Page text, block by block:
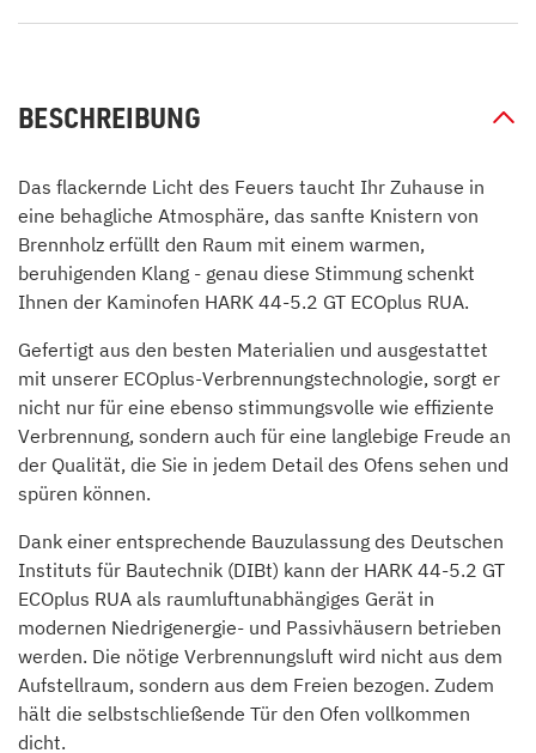
BESCHREIBUNG
Das flackernde Licht des Feuers taucht Ihr Zuhause in
eine behagliche Atmosphäre, das sanfte Knistern von
Brennholz erfüllt den Raum mit einem warmen,
beruhigenden Klang - genau diese Stimmung schenkt
Ihnen der Kaminofen HARK 44-5.2 GT ECOplus RUA.
Gefertigt aus den besten Materialien und ausgestattet
mit unserer ECOplus-Verbrennungstechnologie, sorgt er
nicht nur für eine ebenso stimmungsvolle wie effiziente
Verbrennung, sondern auch für eine langlebige Freude an
der Qualität, die Sie in jedem Detail des Ofens sehen und
spüren können.
Dank einer entsprechende Bauzulassung des Deutschen
Instituts für Bautechnik (DIBt) kann der HARK 44-5.2 GT
ECOplus RUA als raumluftunabhängiges Gerät in
modernen Niedrigenergie- und Passivhäusern betrieben
werden. Die nötige Verbrennungsluft wird nicht aus dem
Aufstellraum, sondern aus dem Freien bezogen. Zudem
hält die selbstschließende Tür den Ofen vollkommen
dicht.